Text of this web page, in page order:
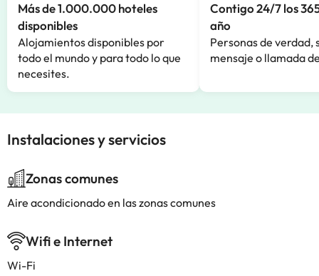
Más de 1.000.000 hoteles
disponibles
Alojamientos disponibles por
todo el mundo y para todo lo que
necesites.
Contigo 24/7 los
año
Personas de verdad,
mensaje o llamada
Instalaciones y servicios
Zonas comunes
Aire acondicionado en las zonas comunes
Wifi e Internet
Wi-Fi